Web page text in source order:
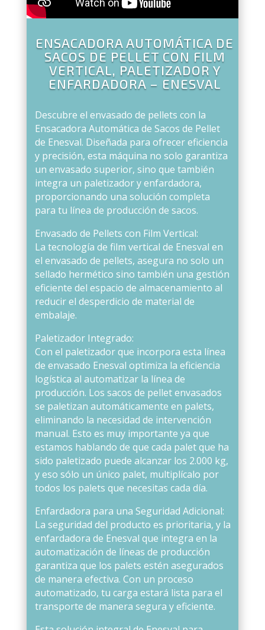
ENSACADORA AUTOMÁTICA DE
SACOS DE PELLET CON FILM
VERTICAL, PALETIZADOR Y
ENFARDADORA – ENESVAL
Descubre el envasado de pellets con la
Ensacadora Automática de Sacos de Pellet
de Enesval. Diseñada para ofrecer eficiencia
y precisión, esta máquina no solo garantiza
un envasado superior, sino que también
integra un paletizador y enfardadora,
proporcionando una solución completa
para tu línea de producción de sacos.
Envasado de Pellets con Film Vertical:
La tecnología de film vertical de Enesval en
el envasado de pellets, asegura no solo un
sellado hermético sino también una gestión
eficiente del espacio de almacenamiento al
reducir el desperdicio de material de
embalaje.
Paletizador Integrado:
Con el paletizador que incorpora esta línea
de envasado Enesval optimiza la eficiencia
logística al automatizar la línea de
producción. Los sacos de pellet envasados
se paletizan automáticamente en palets,
eliminando la necesidad de intervención
manual. Esto es muy importante ya que
estamos hablando de que cada palet que ha
sido paletizado puede alcanzar los 2.000 kg,
y eso sólo un único palet, multiplícalo por
todos los palets que necesitas cada día.
Enfardadora para una Seguridad Adicional:
La seguridad del producto es prioritaria, y la
enfardadora de Enesval que integra en la
automatización de líneas de producción
garantiza que los palets estén asegurados
de manera efectiva. Con un proceso
automatizado, tu carga estará lista para el
transporte de manera segura y eficiente.